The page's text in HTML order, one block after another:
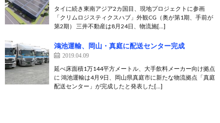
タイに続き東南アジア2カ国目、現地プロジェクトに参画
「クリムロジスティクスハブ」外観CG（奥が第1期、手前が
第2期） 三井不動産は8月24日、物流施[…]
鴻池運輸、岡山・真庭に配送センター完成
2019.04.09
延べ床面積1万144平方メートル、大手飲料メーカー向け拠点
に 鴻池運輸は4月9日、岡山県真庭市に新たな物流拠点「真庭
配送センター」が完成したと発表した[…]